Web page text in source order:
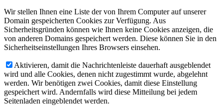
Wir stellen Ihnen eine Liste der von Ihrem Computer auf unserer
Domain gespeicherten Cookies zur Verfügung. Aus
Sicherheitsgründen können wie Ihnen keine Cookies anzeigen, die
von anderen Domains gespeichert werden. Diese können Sie in den
Sicherheitseinstellungen Ihres Browsers einsehen.
Aktivieren, damit die Nachrichtenleiste dauerhaft ausgeblendet
wird und alle Cookies, denen nicht zugestimmt wurde, abgelehnt
werden. Wir benötigen zwei Cookies, damit diese Einstellung
gespeichert wird. Andernfalls wird diese Mitteilung bei jedem
Seitenladen eingeblendet werden.